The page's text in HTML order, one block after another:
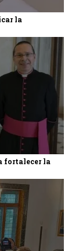
la
fortalecer la